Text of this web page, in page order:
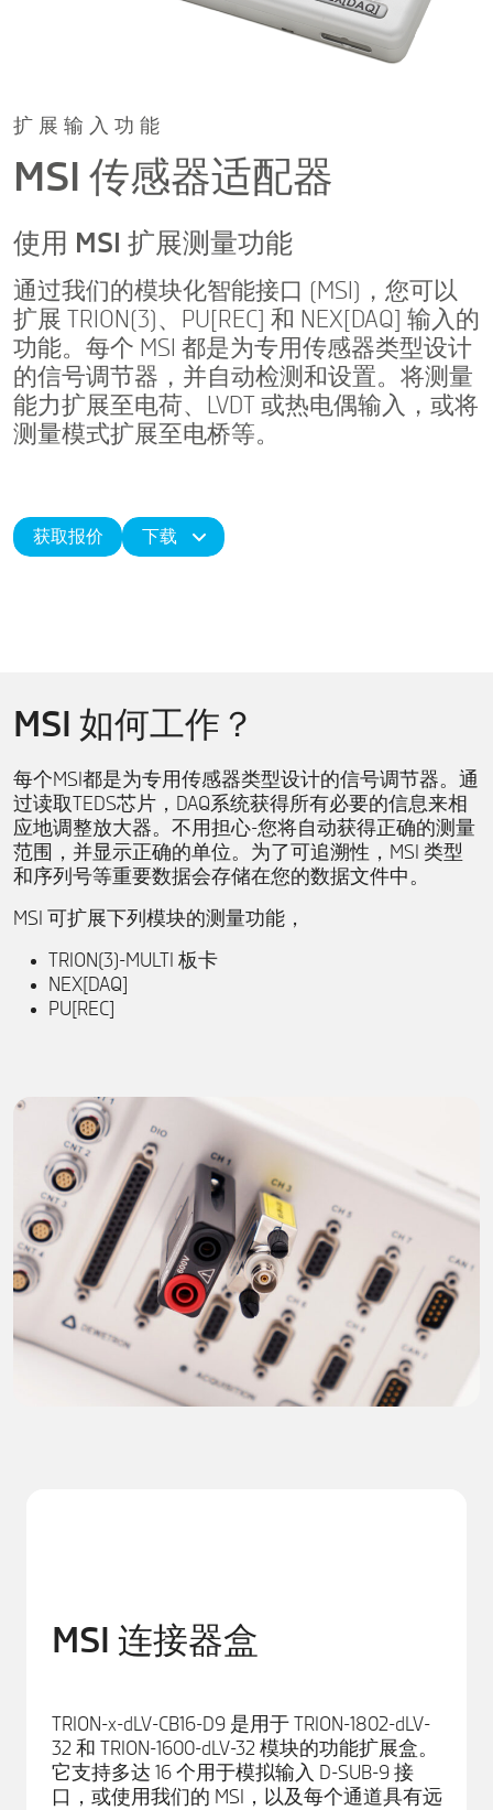
扩展输入功能
MSI 传感器适配器
使用 MSI 扩展测量功能
通过我们的模块化智能接口 (MSI)，您可以
扩展 TRION(3)、PU[REC] 和 NEX[DAQ] 输入的
功能。每个 MSI 都是为专用传感器类型设计
的信号调节器，并自动检测和设置。将测量
能力扩展至电荷、LVDT 或热电偶输入，或将
测量模式扩展至电桥等。
获取报价 下载
MSI 如何工作？
每个MSI都是为专用传感器类型设计的信号调节器。通
过读取TEDS芯片，DAQ系统获得所有必要的信息来相
应地调整放大器。不用担心-您将自动获得正确的测量
范围，并显示正确的单位。为了可追溯性，MSI 类型
和序列号等重要数据会存储在您的数据文件中。
MSI 可扩展下列模块的测量功能，
TRION(3)-MULTI 板卡
NEX[DAQ]
PU[REC]
MSI 连接器盒
TRION-x-dLV-CB16-D9 是用于 TRION-1802-dLV-
32 和 TRION-1600-dLV-32 模块的功能扩展盒。
它支持多达 16 个用于模拟输入 D-SUB-9 接
口，或使用我们的 MSI，以及每个通道具有远